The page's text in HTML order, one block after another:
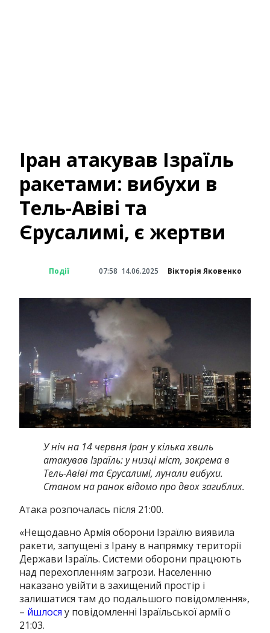
Іран атакував Ізраїль
ракетами: вибухи в
Тель-Авіві та
Єрусалимі, є жертви
Події 07:58 14.06.2025 Вікторія Яковенко
У ніч на 14 червня Іран у кілька хвиль
атакував Ізраїль: у низці міст, зокрема в
Тель-Авіві та Єрусалимі, лунали вибухи.
Станом на ранок відомо про двох загиблих.
Атака розпочалась після 21:00.
«Нещодавно Армія оборони Ізраїлю виявила
ракети, запущені з Ірану в напрямку території
Держави Ізраїль. Системи оборони працюють
над перехопленням загрози. Населенню
наказано увійти в захищений простір і
залишатися там до подальшого повідомлення»,
– йшлося у повідомленні Ізраїльської армії о
21:03.